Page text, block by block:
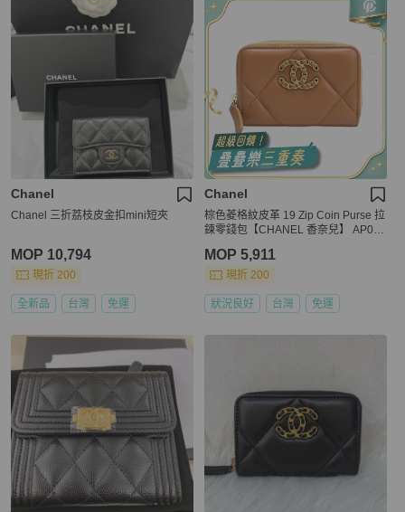
Chanel
Chanel 三折荔枝皮金扣mini短夾
MOP 10,794
現折 200
全新品 台灣 免運
Chanel
棕色菱格紋皮革 19 Zip Coin Purse 拉
鍊零錢包【CHANEL 香奈兒】 AP094
MOP 5,911
現折 200
狀況良好 台灣 免運